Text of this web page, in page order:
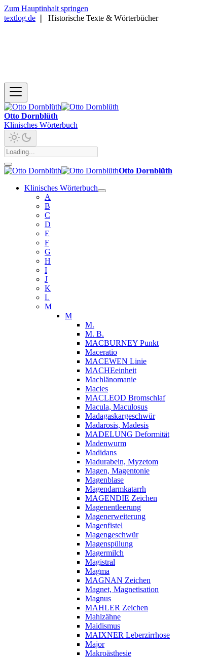
Zum Hauptinhalt springen
textlog.de
Historische Texte & Wörterbücher
Otto Dornblüth
Klinisches Wörterbuch
Otto Dornblüth
Klinisches Wörterbuch
A
B
C
D
E
F
G
H
I
J
K
L
M
M
M.
M. B.
MACBURNEY Punkt
Maceratio
MACEWEN Linie
MACHEeinheit
Machlänomanie
Macies
MACLEOD Bromschlaf
Macula, Maculosus
Madagaskargeschwür
Madarosis, Madesis
MADELUNG Deformität
Madenwurm
Madidans
Madurabein, Myzetom
Magen, Magentonie
Magenblase
Magendarmkatarrh
MAGENDIE Zeichen
Magenentleerung
Magenerweiterung
Magenfistel
Magengeschwür
Magenspülung
Magermilch
Magistral
Magma
MAGNAN Zeichen
Magnet, Magnetisation
Magnus
MAHLER Zeichen
Mahlzähne
Maidismus
MAIXNER Leberzirrhose
Major
Makroästhesie